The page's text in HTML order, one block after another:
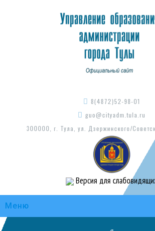
8(4872)52-98-01
guo@cityadm.tula.ru
300000, г. Тула, ул. Дзержинского/
Версия для
Меню